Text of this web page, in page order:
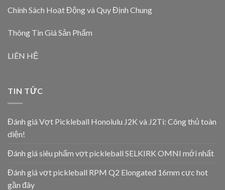
Chính Sách Hoạt Động và Quy Định Chung
Thông Tin Giá Sản Phẩm
LIÊN HỆ
TIN TỨC
Đánh giá Vợt Pickleball Honolulu J2K và J2Ti: Công thủ toàn
diện!
Đánh giá siêu phẩm vợt pickleball SELKIRK OMNI mới nhất
Đánh giá vợt pickleball RPM Q2 Elongated 16mm cực hot
gần đây